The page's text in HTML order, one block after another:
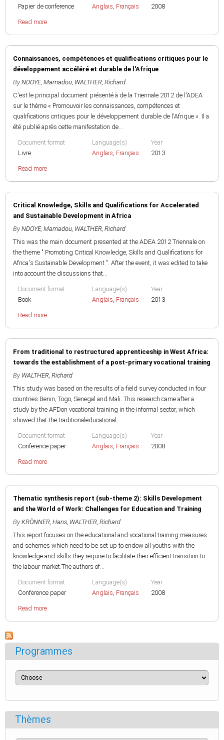
Papier de conference
Anglais, Français
2008
Read more
Connaissances, compétences et qualifications critiques pour le
développement accéléré et durable de l'Afrique
By NDOYE, Mamadou, WALTHER, Richard
C'est le principal document présenté à de la Triennale 2012 de l'ADEA
sur le thème « Promouvoir les connaissances, compétences et
qualifications critiques pour le développement durable de l'Afrique ». Il a
été publié après cette manifestation de...
Document format
Livre
Language(s)
Anglais, Français
Year
2013
Read more
Critical Knowledge, Skills and Qualifications for Accelerated
and Sustainable Development in Africa
By NDOYE, Mamadou, WALTHER, Richard
This was the main document presented at the ADEA 2012 Triennale on
the theme " Promoting Critical Knowledge, Skills and Qualifications for
Africa's Sustainable Development ". After the event, it was edited to take
into account the discussions that...
Document format
Book
Language(s)
Anglais, Français
Year
2013
Read more
From traditional to restructured apprenticeship in West Africa:
towards the establishment of a post-primary vocational training
By WALTHER, Richard
This study was based on the results of a field survey conducted in four
countries:Benin, Togo, Senegal and Mali. This research came after a
study by the AFDon vocational training in the informal sector, which
showed that the traditionaleducational...
Document format
Conference paper
Language(s)
Anglais, Français
Year
2008
Read more
Thematic synthesis report (sub-theme 2): Skills Development
and the World of Work: Challenges for Education and Training
By KRÖNNER, Hans, WALTHER, Richard
This report focuses on the educational and vocational training measures
and schemes which need to be set up to endow all youths with the
knowledge and skills they require to facilitate their efficient transition to
the labour market.The authors of...
Document format
Conference paper
Language(s)
Anglais, Français
Year
2008
Read more
Programmes
Thèmes